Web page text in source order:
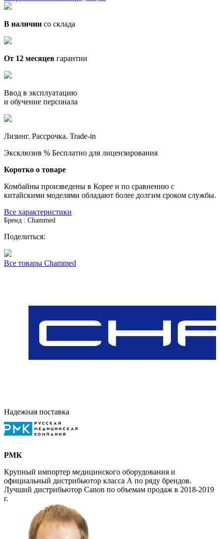
В наличии со склада
От 12 месяцев гарантии
Ввод в эксплуатацию
и обучение персонала
Лизинг. Рассрочка. Trade-in
Эксклюзив % Бесплатно для лицензирования
Коротко о товаре
Комбайны произведены в Корее и по сравнению с
китайскими моделями обладают более долгим сроком службы.
Все характеристики
Бренд : Chammed
Поделиться:
Все товары Chammed
Надежная поставка
РМК
Крупный импортер медицинского оборудования и
официальный дистрибьютор класса А по ряду брендов.
Лучший дистрибьютор Canon по объемам продаж в 2018-2019
г.